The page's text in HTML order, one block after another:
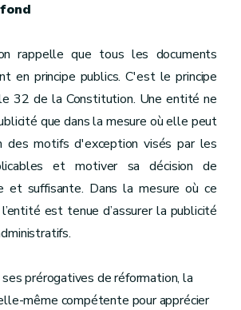
rappelle que tous les documents
en principe publics. C'est le principe
32 de la Constitution. Une entité ne
que dans la mesure où elle peut
des motifs d'exception visés par les
et motiver sa décision de
et suffisante. Dans la mesure où ce
est tenue d’assurer la publicité
prérogatives de réformation, la
même compétente pour apprécier